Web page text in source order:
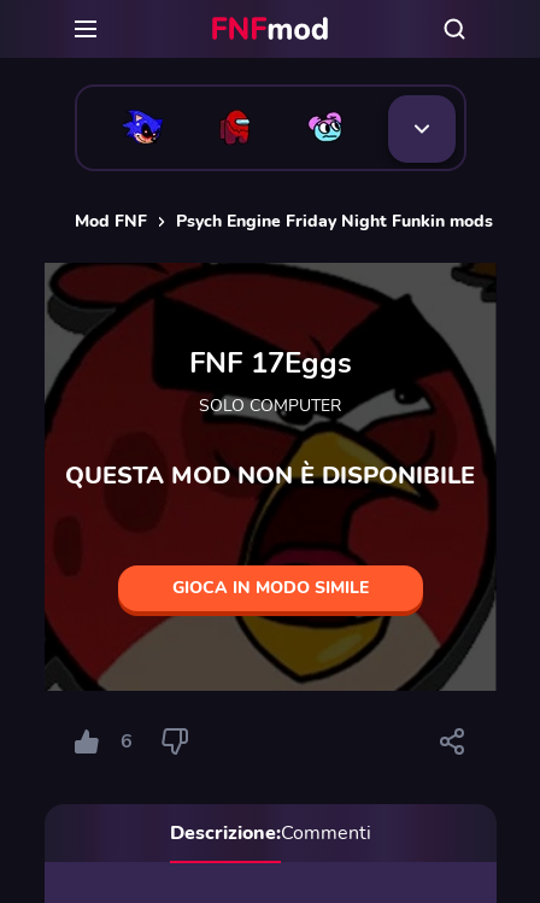
Mod FNF Psych Engine Friday Night Funkin mods
FNF 17Eggs
SOLO COMPUTER
QUESTA MOD NON È DISPONIBILE
GIOCA IN MODO SIMILE
6
Descrizione:Commenti